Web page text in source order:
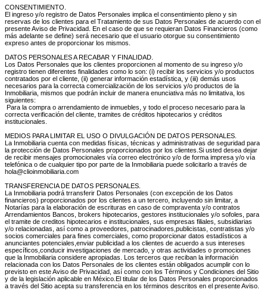
CONSENTIMIENTO.
El ingreso y/o registro de Datos Personales implica el consentimiento pleno y sin
reservas de los clientes para el Tratamiento de sus Datos Personales de acuerdo con el
presente Aviso de Privacidad. En el caso de que se requieran Datos Financieros (como
más adelante se define) será necesario que el usuario otorgue su consentimiento
expreso antes de proporcionar los mismos.
DATOS PERSONALES A RECABAR Y FINALIDAD.
Los Datos Personales que los clientes proporcionen al momento de su ingreso y/o
registro tienen diferentes finalidades como lo son: (i) recibir los servicios y/o productos
contratados por el cliente, (ii) generar información estadística, y (iii) demás usos
necesarios para la correcta comercialización de los servicios y/o productos de la
Inmobiliaria, mismos que podrán incluir de manera enunciativa más no limitativa, los
siguientes:
Para la compra o arrendamiento de inmuebles, y todo el proceso necesario para la
correcta verificación del cliente, tramites de créditos hipotecarios y créditos
institucionales.
MEDIOS PARA LIMITAR EL USO O DIVULGACIÓN DE DATOS PERSONALES.
La Inmobiliaria cuenta con medidas físicas, técnicas y administrativas de seguridad para
la protección de Datos Personales proporcionados por los clientes.Si usted desea dejar
de recibir mensajes promocionales vía correo electrónico y/o de forma impresa y/o vía
telefónica o de cualquier tipo por parte de la Inmobiliaria puede solicitarlo a través de
hola@clioinmobiliaria.com
TRANSFERENCIA DE DATOS PERSONALES.
La Inmobiliaria podrá trransferir Datos Personales (con excepción de los Datos
financieros) proporcionados por los clientes a un tercero, incluyendo sin limitar, a
Notarías para la elaboración de escrituras en caso de compraventa y/o contratos
Arrendamientos Bancos, brokers hipotecarios, gestores institucionales y/o sofoles, para
el tramite de creditos hipotecarios e institucionales, sus empresas filiales, subsidiarias
y/o relacionadas, así como a proveedores, patrocinadores,publicistas, contratistas y/o
socios comerciales para fines comerciales, como proporcionar datos estadísticos a
anunciantes potenciales,enviar publicidad a los clientes de acuerdo a sus intereses
específicos,conducir investigaciones de mercado, y otras actividades o promociones
que la Inmobiliaria considere apropiadas. Los terceros que reciban la información
relacionada con los Datos Personales de los clientes están obligados acumplir con lo
previsto en este Aviso de Privacidad, así como con los Términos y Condiciones del Sitio
y de la legislación aplicable en México.El titular de los Datos Personales proporcionados
a través del Sitio acepta su transferencia en los términos descritos en el presente Aviso.